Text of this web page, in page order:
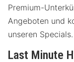
Premium-
Angeboten und
unseren Specials.
Last Minute